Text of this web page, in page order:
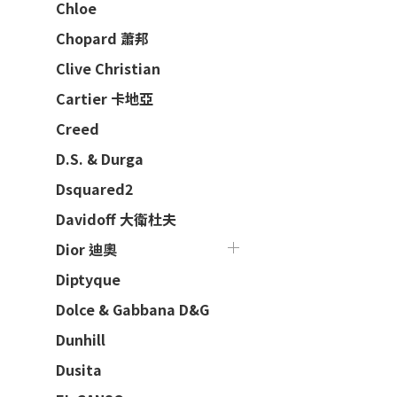
Chloe
Chopard 蕭邦
Clive Christian
Cartier 卡地亞
Creed
D.S. & Durga
Dsquared2
Davidoff 大衛杜夫
Dior 迪奧
Diptyque
Dolce & Gabbana D&G
Dunhill
Dusita